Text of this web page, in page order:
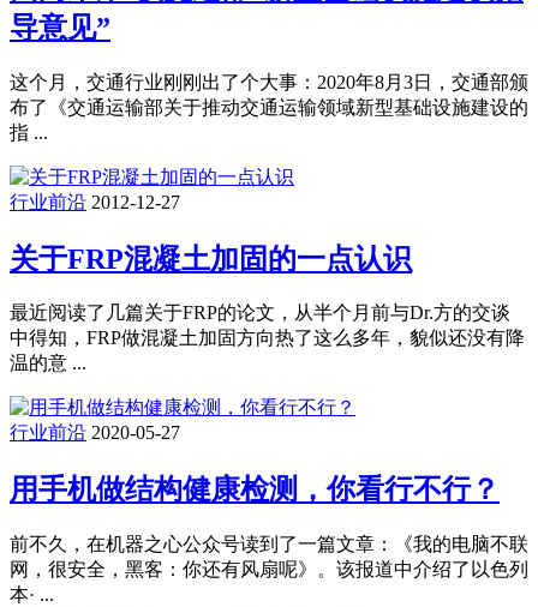
导意见”
这个月，交通行业刚刚出了个大事：2020年8月3日，交通部颁
布了《交通运输部关于推动交通运输领域新型基础设施建设的
指 ...
行业前沿 2012-12-27
关于FRP混凝土加固的一点认识
最近阅读了几篇关于FRP的论文，从半个月前与Dr.方的交谈
中得知，FRP做混凝土加固方向热了这么多年，貌似还没有降
温的意 ...
行业前沿 2020-05-27
用手机做结构健康检测，你看行不行？
前不久，在机器之心公众号读到了一篇文章：《我的电脑不联
网，很安全，黑客：你还有风扇呢》。该报道中介绍了以色列
本· ...